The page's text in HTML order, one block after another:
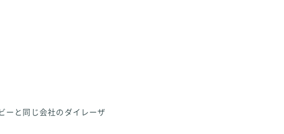
ーと同じ会社のダイレーザ